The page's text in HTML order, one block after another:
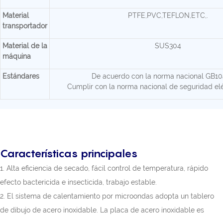
Material
transportador
PTFE,PVC,TEFLON,ETC,.
Material de la
máquina
SUS304
Estándares
De acuerdo con la norma nacional
Cumplir con la norma nacional de seguridad
Características principales
1. Alta eficiencia de secado, fácil control de temperatura, rápido
efecto bactericida e insecticida, trabajo estable.
2. El sistema de calentamiento por microondas adopta un tablero
de dibujo de acero inoxidable. La placa de acero inoxidable es